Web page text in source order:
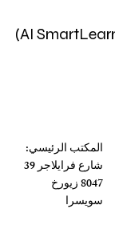
المكتب الرئيسي:
شارع فرايلاجر 39
8047 زيورخ
سويسرا